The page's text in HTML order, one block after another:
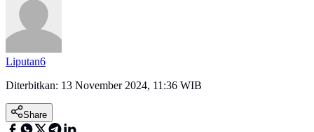
Liputan6
Diterbitkan: 13 November 2024, 11:36 WIB
Share